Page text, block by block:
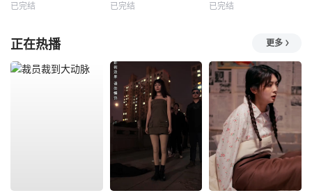
已完结 已完结 已完结
正在热播 更多